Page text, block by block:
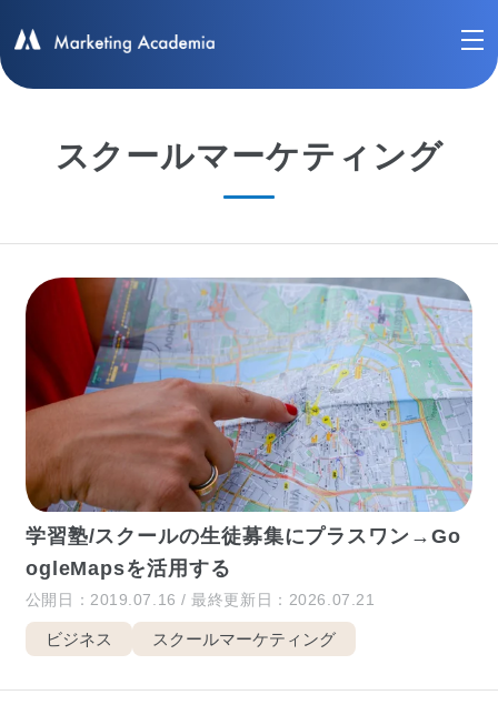
スクールマーケティング
学習塾/スクールの生徒募集にプラスワン→Go
ogleMapsを活用する
公開日：2019.07.16 / 最終更新日：2026.07.21
ビジネス スクールマーケティング